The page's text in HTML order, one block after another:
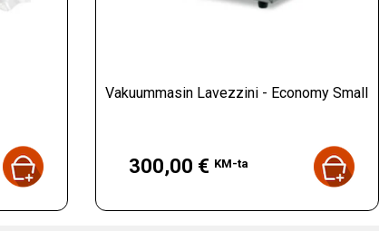
Vakuummasin Lavezzini - Economy Small
300,00 € KM-ta